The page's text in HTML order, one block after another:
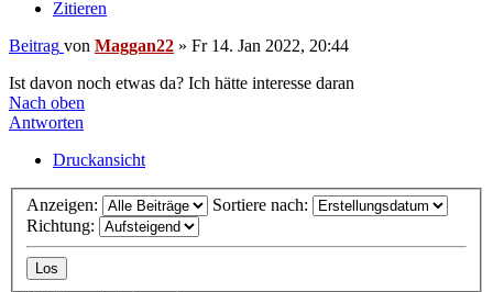
Zitieren
Beitrag von Maggan22 » Fr 14. Jan 2022, 20:44
Ist davon noch etwas da? Ich hätte interesse daran
Nach oben
Antworten
Druckansicht
Anzeigen:
Sortiere nach:
Richtung: